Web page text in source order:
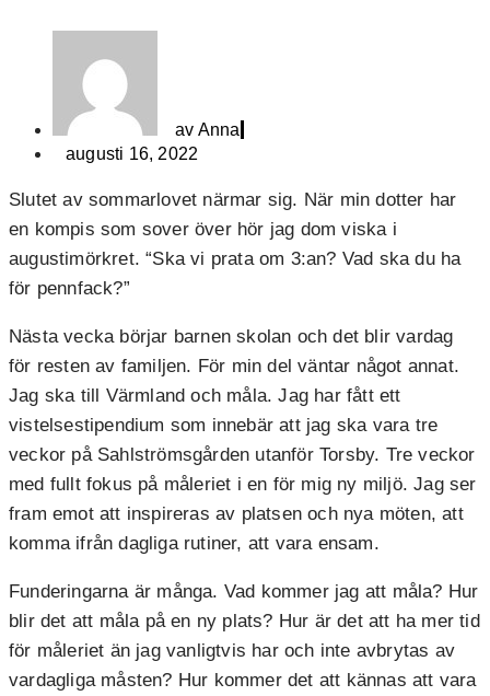
av Anna
augusti 16, 2022
Slutet av sommarlovet närmar sig. När min dotter har
en kompis som sover över hör jag dom viska i
augustimörkret. “Ska vi prata om 3:an? Vad ska du ha
för pennfack?”
Nästa vecka börjar barnen skolan och det blir vardag
för resten av familjen. För min del väntar något annat.
Jag ska till Värmland och måla. Jag har fått ett
vistelsestipendium som innebär att jag ska vara tre
veckor på Sahlströmsgården utanför Torsby. Tre veckor
med fullt fokus på måleriet i en för mig ny miljö. Jag ser
fram emot att inspireras av platsen och nya möten, att
komma ifrån dagliga rutiner, att vara ensam.
Funderingarna är många. Vad kommer jag att måla? Hur
blir det att måla på en ny plats? Hur är det att ha mer tid
för måleriet än jag vanligtvis har och inte avbrytas av
vardagliga måsten? Hur kommer det att kännas att vara